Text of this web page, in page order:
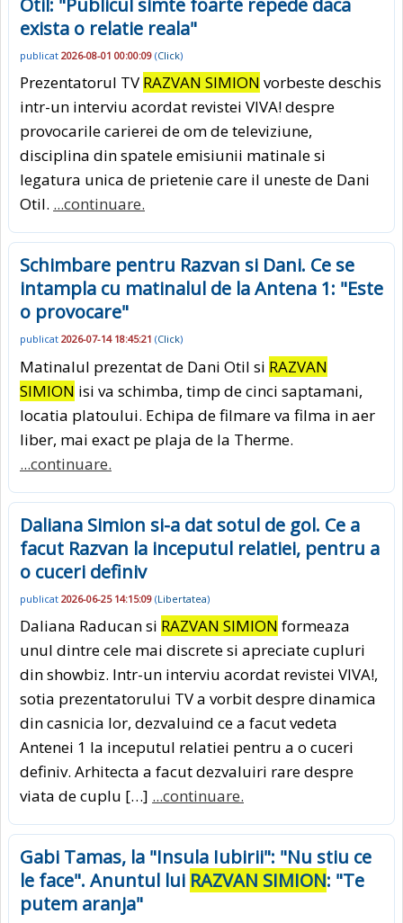
exista o relatie reala"
publicat 2026-08-01 00:00:09 (Click)
Prezentatorul TV RAZVAN SIMION vorbeste deschis
intr-un interviu acordat revistei VIVA! despre
provocarile carierei de om de televiziune,
disciplina din spatele emisiunii matinale si
legatura unica de prietenie care il uneste de Dani
Otil. ...continuare.
Schimbare pentru Razvan si Dani. Ce se
intampla cu matinalul de la Antena 1: "Este
o provocare"
publicat 2026-07-14 18:45:21 (Click)
Matinalul prezentat de Dani Otil si RAZVAN
SIMION isi va schimba, timp de cinci saptamani,
locatia platoului. Echipa de filmare va filma in aer
liber, mai exact pe plaja de la Therme.
...continuare.
Daliana Simion si-a dat sotul de gol. Ce a
facut Razvan la inceputul relatiei, pentru a
o cuceri definiv
publicat 2026-06-25 14:15:09 (Libertatea)
Daliana Raducan si RAZVAN SIMION formeaza
unul dintre cele mai discrete si apreciate cupluri
din showbiz. Intr-un interviu acordat revistei VIVA!,
sotia prezentatorului TV a vorbit despre dinamica
din casnicia lor, dezvaluind ce a facut vedeta
Antenei 1 la inceputul relatiei pentru a o cuceri
definiv. Arhitecta a facut dezvaluiri rare despre
viata de cuplu […] ...continuare.
Gabi Tamas, la "Insula Iubirii": "Nu stiu ce
le face". Anuntul lui RAZVAN SIMION: "Te
putem aranja"